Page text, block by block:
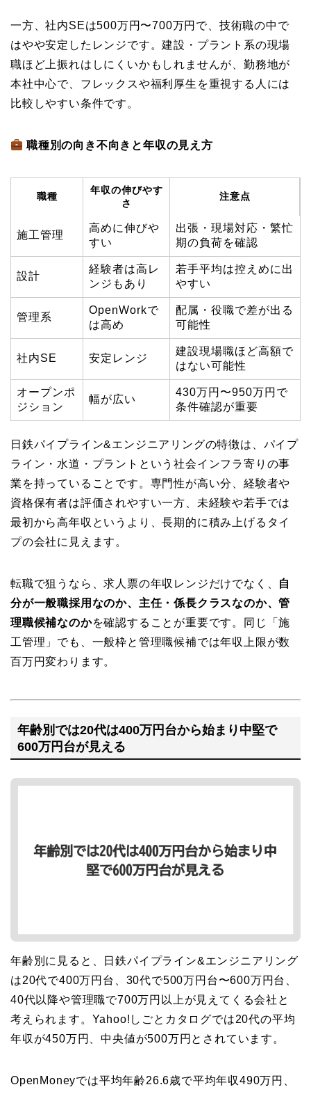
一方、社内SEは500万円〜700万円で、技術職の中で
はやや安定したレンジです。建設・プラント系の現場
職ほど上振れはしにくいかもしれませんが、勤務地が
本社中心で、フレックスや福利厚生を重視する人には
比較しやすい条件です。
職種別の向き不向きと年収の見え方
職種
年収の伸びやす
さ
注意点
施工管理
高めに伸びや
すい
出張・現場対応・繁忙
期の負荷を確認
設計
経験者は高レ
ンジもあり
若手平均は控えめに出
やすい
管理系
OpenWorkで
は高め
配属・役職で差が出る
可能性
社内SE 安定レンジ
建設現場職ほど高額で
はない可能性
オープンポ
ジション
幅が広い
430万円〜950万円で
条件確認が重要
日鉄パイプライン&エンジニアリングの特徴は、パイプ
ライン・水道・プラントという社会インフラ寄りの事
業を持っていることです。専門性が高い分、経験者や
資格保有者は評価されやすい一方、未経験や若手では
最初から高年収というより、長期的に積み上げるタイ
プの会社に見えます。
転職で狙うなら、求人票の年収レンジだけでなく、 自
分が一般職採用なのか、主任・係長クラスなのか、管
理職候補なのかを確認することが重要です。同じ「施
工管理」でも、一般枠と管理職候補では年収上限が数
百万円変わります。
年齢別では20代は400万円台から始まり中堅で
600万円台が見える
年齢別に見ると、日鉄パイプライン&エンジニアリング
は20代で400万円台、30代で500万円台〜600万円台、
40代以降や管理職で700万円以上が見えてくる会社と
考えられます。Yahoo!しごとカタログでは20代の平均
年収が450万円、中央値が500万円とされています。
OpenMoneyでは平均年齢26.6歳で平均年収490万円、